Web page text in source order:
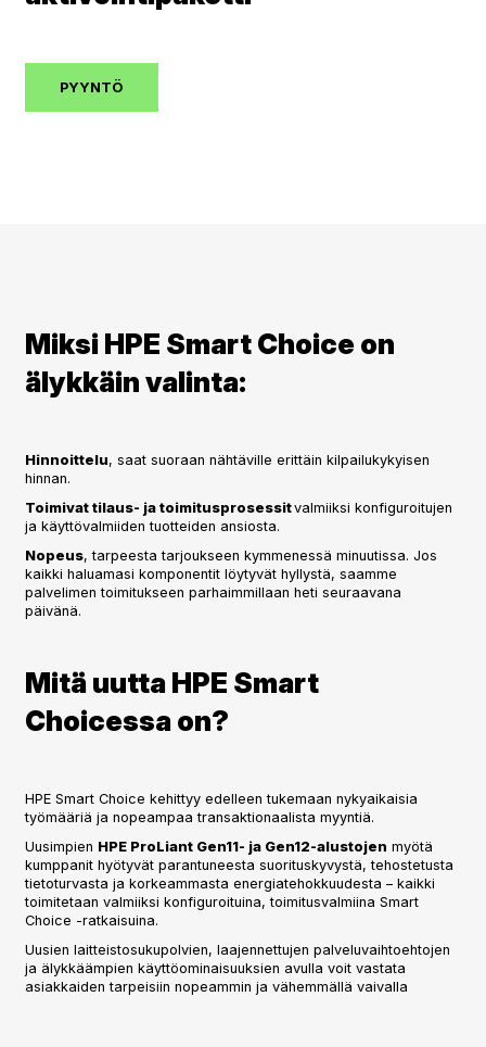
PYYNTÖ
Miksi HPE Smart Choice on
älykkäin valinta:
Hinnoittelu, saat suoraan nähtäville erittäin kilpailukykyisen
hinnan.
Toimivat tilaus- ja toimitusprosessitvalmiiksi konfiguroitujen
ja käyttövalmiiden tuotteiden ansiosta.
Nopeus, tarpeesta tarjoukseen kymmenessä minuutissa. Jos
kaikki haluamasi komponentit löytyvät hyllystä, saamme
palvelimen toimitukseen parhaimmillaan heti seuraavana
päivänä.
Mitä uutta HPE Smart
Choicessa on?
HPE Smart Choice kehittyy edelleen tukemaan nykyaikaisia
työmääriä ja nopeampaa transaktionaalista myyntiä.
Uusimpien HPE ProLiant Gen11- ja Gen12-alustojen myötä
kumppanit hyötyvät parantuneesta suorituskyvystä, tehostetusta
tietoturvasta ja korkeammasta energiatehokkuudesta – kaikki
toimitetaan valmiiksi konfiguroituina, toimitusvalmiina Smart
Choice -ratkaisuina.
Uusien laitteistosukupolvien, laajennettujen palveluvaihtoehtojen
ja älykkäämpien käyttöominaisuuksien avulla voit vastata
asiakkaiden tarpeisiin nopeammin ja vähemmällä vaivalla